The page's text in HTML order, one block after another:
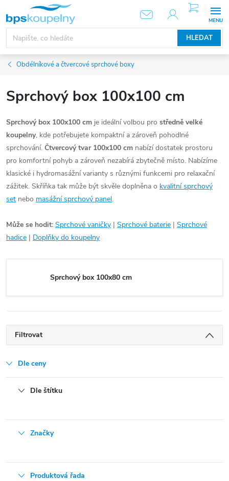
obsah
HLEDAT
NÁKUPNÍ
KOŠÍK
Obdélníkové a čtvercové sprchové boxy
Sprchový box 100x100 cm
Sprchový box 100x100 cm je ideální volbou pro středně velké
koupelny, kde potřebujete kompaktní a zároveň pohodlné
sprchování. Čtvercový tvar 100x100 cm nabízí dostatek prostoru
pro komfortní pohyb a zároveň nezabírá zbytečně místo. Nabízíme
klasické i hydromasážní varianty s různými funkcemi pro relaxační
zážitek. Skříňka tak může být skvěle doplněna o kvalitní sprchový
set nebo masážní sprchový panel.
Může se hodit: Sprchové vaničky | Sprchové baterie | Sprchové
hadice | Doplňky do koupelny
Sprchový box 100x80 cm
Filtrovat
Dle ceny
Dle štítku
Značky
Produktová řada